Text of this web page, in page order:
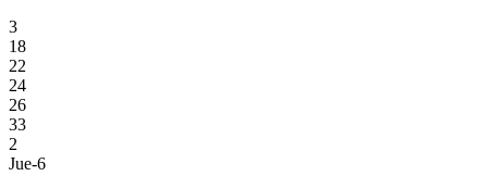
3
18
22
24
26
33
2
Jue-6